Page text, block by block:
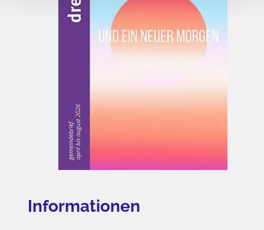
Informationen